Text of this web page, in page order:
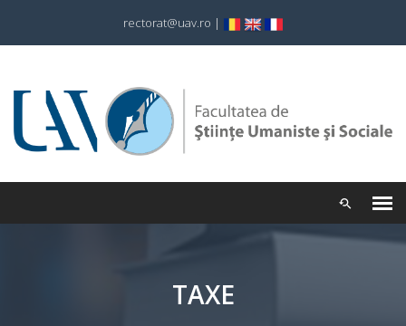
rectorat@uav.ro |
TAXE